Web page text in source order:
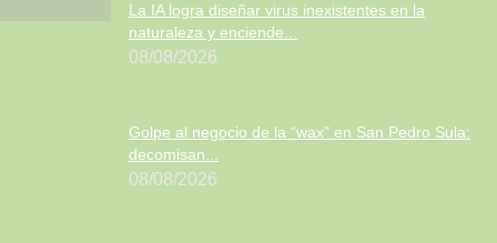
La IA logra diseñar virus inexistentes en la
naturaleza y enciende...
08/08/2026
Golpe al negocio de la “wax” en San Pedro Sula:
decomisan...
08/08/2026